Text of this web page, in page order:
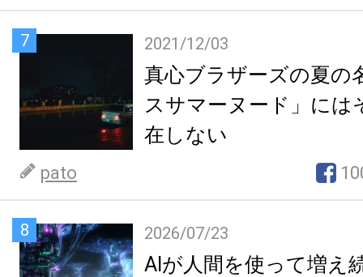
7 2021/12/03
真心ブラザーズの夏の
スサマーヌード」には
在しない
pato
8 2026/07/23
AIが人間を使って増え